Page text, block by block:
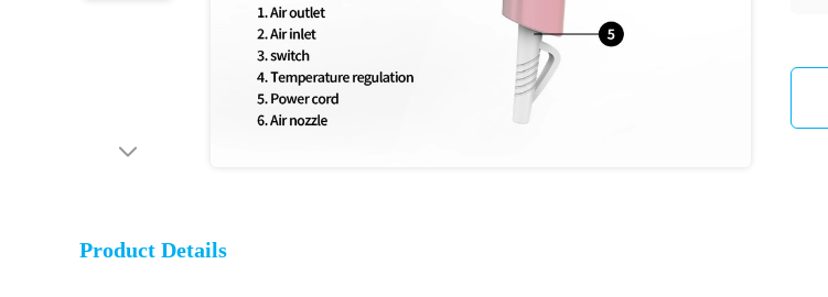
Product Details